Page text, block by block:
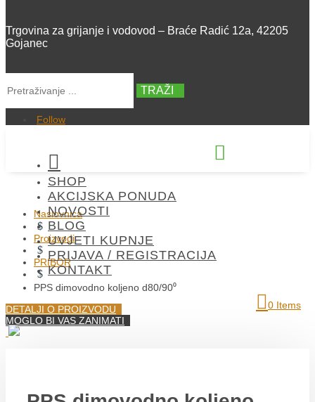
Trgovina za grijanje i vodovod – Braće Radić 12a, 42205
Gojanec
TRAŽI
Follow


SHOP
AKCIJSKA PONUDA
NOVOSTI
BLOG
UVJETI KUPNJE
PRIJAVA / REGISTRACIJA
KONTAKT
0 Items
Naslovnica
$
Proizvodi
$
PRIBOR
$
PPS dimovodno koljeno d80/90⁰
DETALJI O PROIZVODU
MOGLO BI VAS ZANIMATI